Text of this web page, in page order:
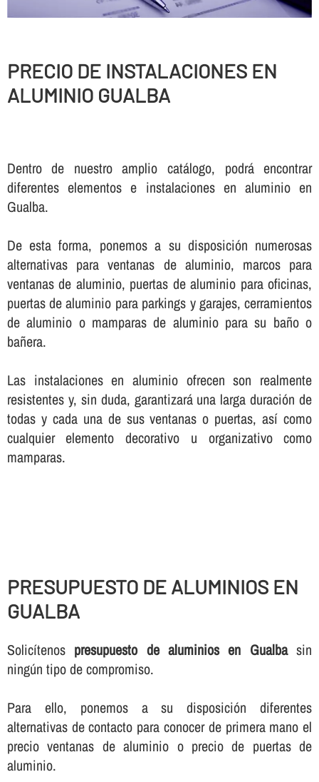
PRECIO DE INSTALACIONES EN
ALUMINIO GUALBA
Dentro de nuestro amplio catálogo, podrá encontrar
diferentes elementos e instalaciones en aluminio en
Gualba.
De esta forma, ponemos a su disposición numerosas
alternativas para ventanas de aluminio, marcos para
ventanas de aluminio, puertas de aluminio para oficinas,
puertas de aluminio para parkings y garajes, cerramientos
de aluminio o mamparas de aluminio para su baño o
bañera.
Las instalaciones en aluminio ofrecen son realmente
resistentes y, sin duda, garantizará una larga duración de
todas y cada una de sus ventanas o puertas, así­ como
cualquier elemento decorativo u organizativo como
mamparas.
PRESUPUESTO DE ALUMINIOS EN
GUALBA
Solicí­tenos presupuesto de aluminios en Gualbasin
ningún tipo de compromiso.
Para ello, ponemos a su disposición diferentes
alternativas de contacto para conocer de primera mano el
precio ventanas de aluminio o precio de puertas de
aluminio.